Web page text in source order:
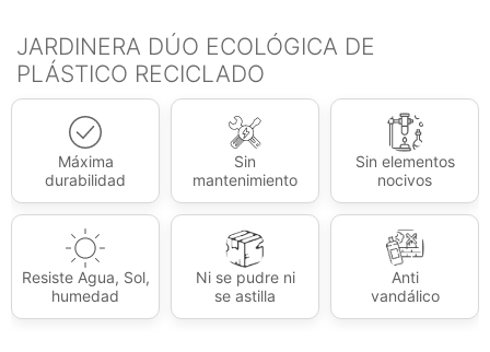
JARDINERA DÚO ECOLÓGICA DE
PLÁSTICO RECICLADO
Máxima
durabilidad
Sin
mantenimiento
Sin elementos
nocivos
Resiste Agua, Sol,
humedad
Ni se pudre ni
se astilla
Anti
vandálico